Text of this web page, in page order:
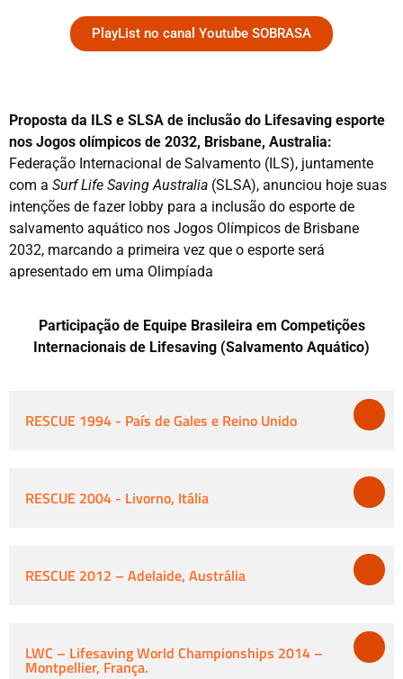
PlayList no canal Youtube SOBRASA
Proposta da ILS e SLSA de inclusão do Lifesaving esporte
nos Jogos olímpicos de 2032, Brisbane, Australia:
Federação Internacional de Salvamento (ILS), juntamente
com a Surf Life Saving Australia (SLSA), anunciou hoje suas
intenções de fazer lobby para a inclusão do esporte de
salvamento aquático nos Jogos Olímpicos de Brisbane
2032, marcando a primeira vez que o esporte será
apresentado em uma Olimpíada
Participação de Equipe Brasileira em Competições
Internacionais de Lifesaving (Salvamento Aquático)
RESCUE 1994 - País de Gales e Reino Unido
RESCUE 2004 - Livorno, Itália
RESCUE 2012 – Adelaide, Austrália
LWC – Lifesaving World Championships 2014 –
Montpellier, França.